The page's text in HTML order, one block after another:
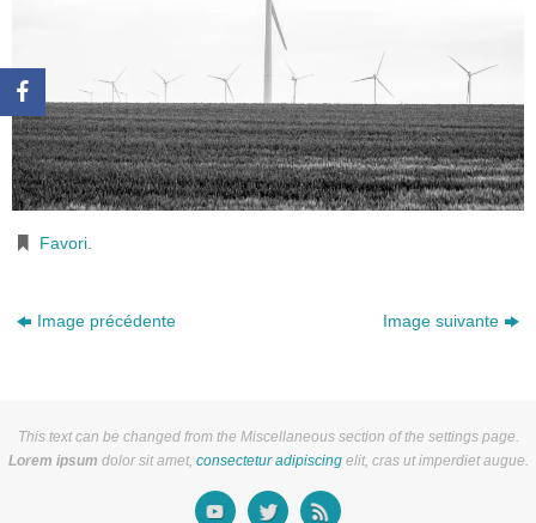
Favori
Image précédente Image suivante
This text can be changed from the Miscellaneous section of the settings page.
Lorem ipsum dolor sit amet, consectetur adipiscingelit, cras ut imperdiet augue.